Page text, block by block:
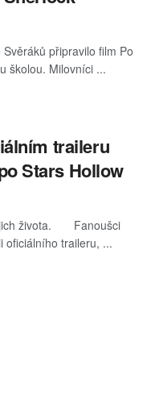
připravilo film Po
školou. Milovníci ...
traileru
Stars Hollow
života. Fanoušci
oficiálního traileru, ...